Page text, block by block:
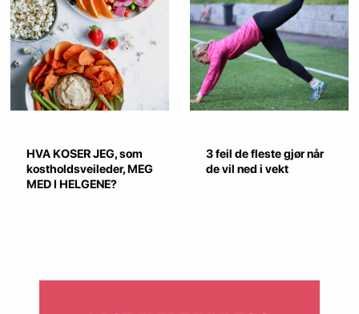
HVA KOSER JEG, som
kostholdsveileder, MEG
MED I HELGENE?
3 feil de fleste gjør når
de vil ned i vekt